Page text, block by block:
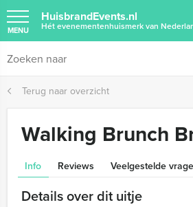
HuisbrandEvents.nl
Hét evenementenhuismerk van
MENU
Terug naar overzicht
Walking Brunch
Info Reviews Veelgestelde
Details over dit uitje